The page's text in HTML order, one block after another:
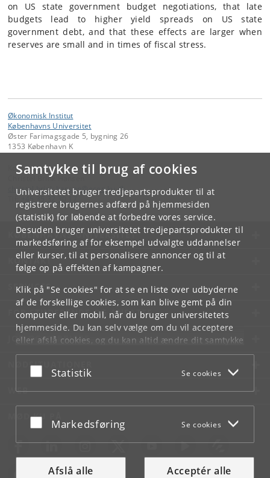
Samtykke til brug af cookies
Universitetet bruger tredjepartsprodukter til at
registrere brugernes adfærd på hjemmesiden
(statistik) for løbende at forbedre vores service.
Desuden bruger universitetet tredjepartsprodukter til
markedsføring af for eksempel udvalgte uddannelser
eller kurser, til at personalisere annoncer og til at
følge op på effekten af kampagner.
Klik på "Se cookies" for at se en liste over udbyderne
af de forskellige cookies, som kan blive gemt på din
computer eller mobil, når du bruger universitetets
hjemmeside. Du kan selv vælge om du vil acceptere
eller afslå cookies, og du kan altid ændre dit samtykke
underCookie- og privatlivspolitiksom du finder i
bunden af hver side.
Acceptér eller afslå
Statistik Se cookies
Acceptér eller afslå
Markedsføring Se cookies
Afslå alle Acceptér alle
on US state government budget negotiations, that late
budgets lead to higher yield spreads on US state
government debt, and that these effects are larger when
reserves are small and in times of fiscal stress.
Økonomisk Institut
Københavns Universitet
Øster Farimagsgade 5, bygning 26
1353 København K
Kontakt:
Christel Brink Hansen
christel.brink.hansen@econ.ku .dk
KØBENHAVNS UNIVERSITET
KONTAKT
SERVICES
FOR STUDERENDE OG ANSATTE
JOB OG KARRIERE
NØDSITUATIONER
WEB
MØD KU PÅ